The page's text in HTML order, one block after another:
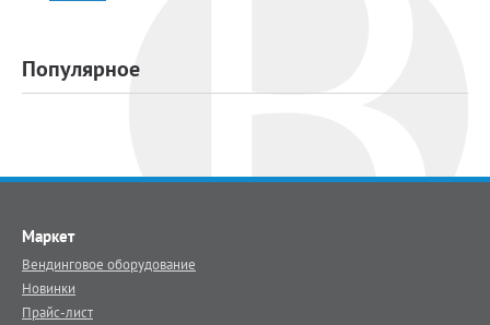
Популярное
Маркет
Вендинговое оборудование
Новинки
Прайс-лист